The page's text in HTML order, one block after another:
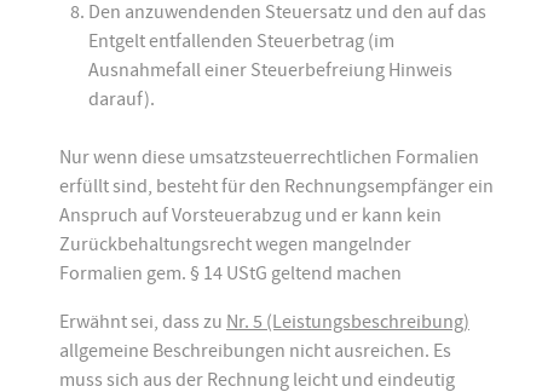
Den anzuwendenden Steuersatz und den auf das
Entgelt entfallenden Steuerbetrag (im
Ausnahmefall einer Steuerbefreiung Hinweis
darauf).
Nur wenn diese umsatzsteuerrechtlichen Formalien
erfüllt sind, besteht für den Rechnungsempfänger ein
Anspruch auf Vorsteuerabzug und er kann kein
Zurückbehaltungsrecht wegen mangelnder
Formalien gem. § 14 UStG geltend machen
Erwähnt sei, dass zu Nr. 5 (Leistungsbeschreibung)
allgemeine Beschreibungen nicht ausreichen. Es
muss sich aus der Rechnung leicht und eindeutig